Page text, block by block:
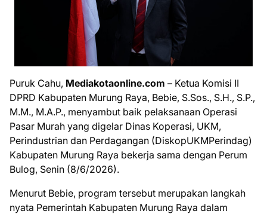
Puruk Cahu, Mediakotaonline.com – Ketua Komisi II
DPRD Kabupaten Murung Raya, Bebie, S.Sos., S.H., S.P.,
M.M., M.A.P., menyambut baik pelaksanaan Operasi
Pasar Murah yang digelar Dinas Koperasi, UKM,
Perindustrian dan Perdagangan (DiskopUKMPerindag)
Kabupaten Murung Raya bekerja sama dengan Perum
Bulog, Senin (8/6/2026).
Menurut Bebie, program tersebut merupakan langkah
nyata Pemerintah Kabupaten Murung Raya dalam